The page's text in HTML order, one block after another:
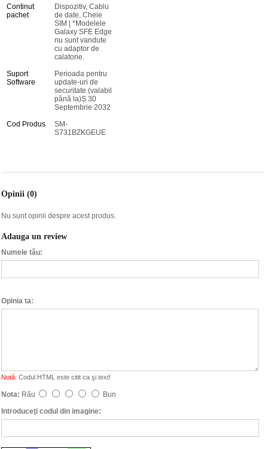
Continut
pachet
Dispozitiv, Cablu
de date, Cheie
SIM | *Modelele
Galaxy SFE Edge
nu sunt vandute
cu adaptor de
calatorie.
Suport
Software
Perioada pentru
update-uri de
securitate (valabil
până la)Ș 30
Septembrie 2032
Cod Produs
SM-
S731BZKGEUE
Opinii (0)
Nu sunt opinii despre acest produs.
Adauga un review
Numele tău:
Opinia ta:
Notă: Codul HTML este citit ca şi text!
Nota: Rău
Bun
Introduceţi codul din imagine: